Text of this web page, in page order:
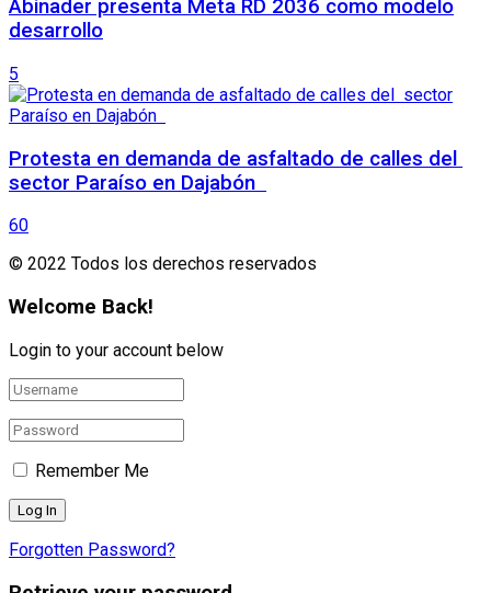
Abinader presenta Meta RD 2036 como modelo
desarrollo
5
Protesta en demanda de asfaltado de calles del
sector Paraíso en Dajabón
60
© 2022 Todos los derechos reservados
Welcome Back!
Login to your account below
Remember Me
Forgotten Password?